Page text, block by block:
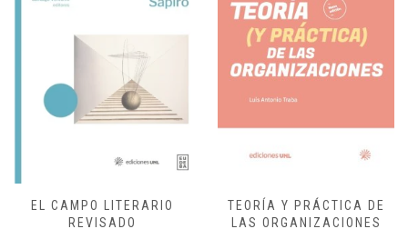
EL CAMPO LITERARIO
REVISADO
TEORÍA Y PRÁCTICA DE
LAS ORGANIZACIONES